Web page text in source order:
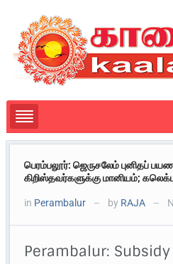
பெரம்பலூர்: ஜெருசலேம் புனிதப்
கிறிஸ்தவர்களுக்கு மானியம்;
in Perambalur — by RAJA —
Perambalur: